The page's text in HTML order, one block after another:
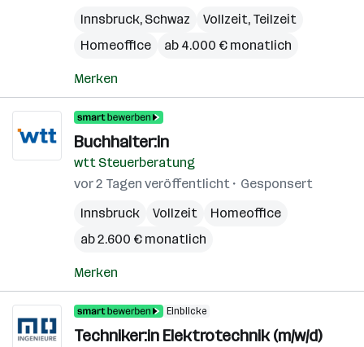
Innsbruck, Schwaz
Vollzeit, Teilzeit
Homeoffice
ab 4.000 € monatlich
Merken
Buchhalter:in
wtt Steuerberatung
vor 2 Tagen veröffentlicht
Gesponsert
Innsbruck
Vollzeit
Homeoffice
ab 2.600 € monatlich
Merken
Einblicke
Techniker:in Elektrotechnik (m/w/d)